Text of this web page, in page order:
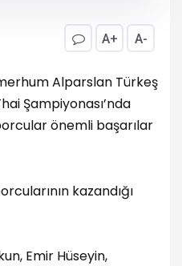
A+ A-
Alparslan Türkeş
Şampiyonası’nda
önemli başarılar
kazandığı
Emir Hüseyin,